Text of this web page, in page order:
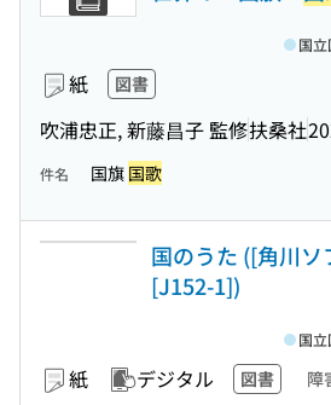
紙 図書
吹浦忠正, 新藤昌子 監修扶桑社
国
件名 国旗 国歌
国のうた ([角川
[J152-1])
紙 デジタル 図書 障
国